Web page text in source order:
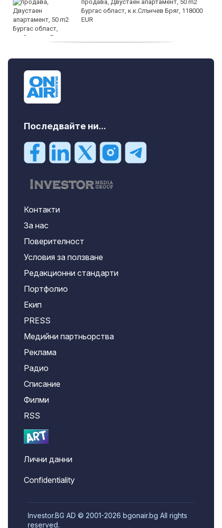
продава, Двустаен апартамент, 50 m2
Бургас област, к.к.Слънчев Бряг, 118000
EUR
Последвайте ни...
Контакти
За нас
Поверителност
Условия за ползване
Редакционни стандарти
Портфолио
Екип
PRESS
Медийни партньорства
Реклама
Радио
Списание
Филми
RSS
Лични данни
Confidentiality
Investor.BG AD © 2001-2026 bgonair.bg All rights
reserved.